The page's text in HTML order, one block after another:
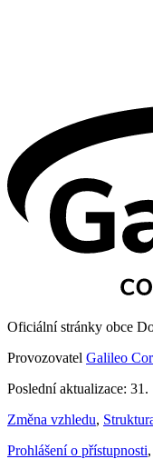
Oficiální stránky obce
Provozovatel Galileo
Poslední aktualizace: 31.
Změna vzhledu,
Prohlášení o přístupnosti,